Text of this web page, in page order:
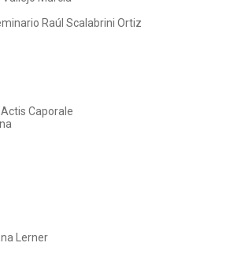
Raúl Scalabrini Ortiz
Caporale
Lerner